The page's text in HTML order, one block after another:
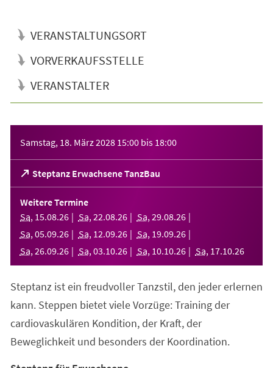
VERANSTALTUNGSORT
VORVERKAUFSSTELLE
VERANSTALTER
Samstag, 18. März 2028 15:00 bis 18:00
Steptanz Erwachsene TanzBau
(Öffnet
in
einem
neuen
Tab)
Weitere Termine
Sa, 15.08.26 Sa, 22.08.26 Sa, 29.08.26
Sa, 05.09.26 Sa, 12.09.26 Sa, 19.09.26
Sa, 26.09.26 Sa, 03.10.26 Sa, 10.10.26 Sa, 17.10.26
Steptanz ist ein freudvoller Tanzstil, den jeder erlernen
kann. Steppen bietet viele Vorzüge: Training der
cardiovaskulären Kondition, der Kraft, der
Beweglichkeit und besonders der Koordination.